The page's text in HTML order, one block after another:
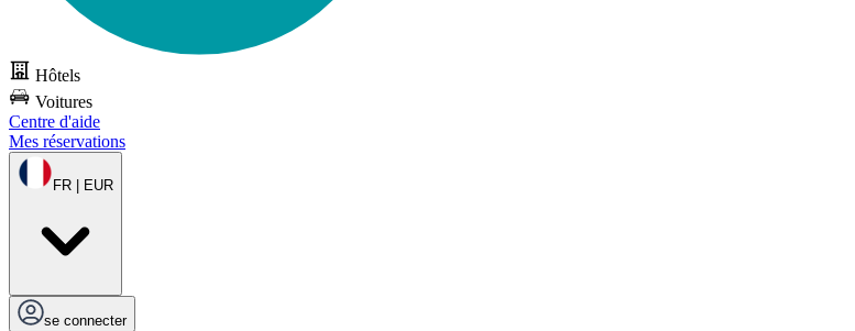
Hôtels
Voitures
Centre d'aide
Mes réservations
FR | EUR
se connecter